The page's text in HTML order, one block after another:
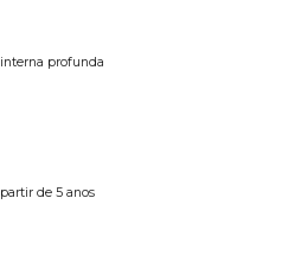
profunda
de 5 anos